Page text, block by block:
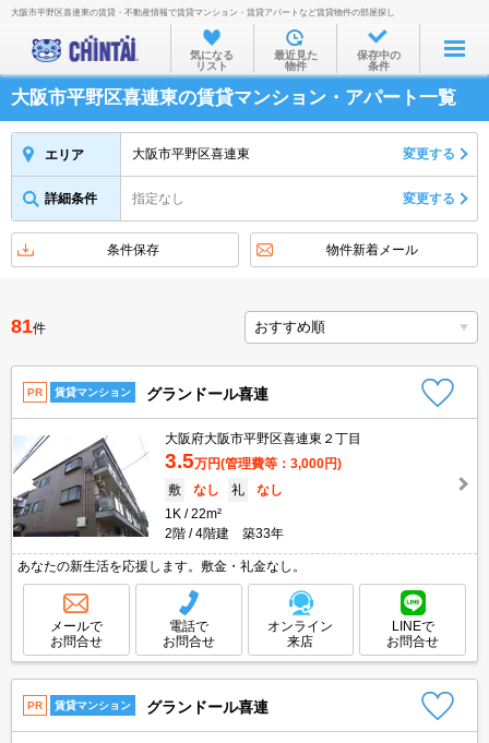
お部屋を探す
沿線・駅から
住所から
家賃相場から
物件特集から
不動産会社から
TOP
大阪市平野区喜連東の賃貸・不動産情報で賃貸マンション・賃貸アパートなど賃貸物件の部屋探し
気になる
リスト
最近見た
物件
保存中の
条件
大阪市平野区喜連東の賃貸マンション・アパート一覧
エリア 大阪市平野区喜連東 変更する
詳細条件 指定なし 変更する
条件保存 物件新着メール
81件
PR 賃貸マンション グランドール喜連
大阪府大阪市平野区喜連東２丁目
3.5万円(管理費等：3,000円)
敷
なし 礼
なし
1K
22m²
2階
4階建 築33年
あなたの新生活を応援します。敷金・礼金なし。
メールで
お問合せ
電話で
お問合せ
オンライン
来店
LINEで
お問合せ
PR 賃貸マンション グランドール喜連